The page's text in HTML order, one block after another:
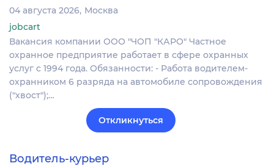
04 августа 2026 Москва
jobcart
Вакансия компании ООО "ЧОП "КАРО" Частное
охранное предприятие работает в сфере охранных
услуг с 1994 года. Обязанности: - Работа водителем-
охранником 6 разряда на автомобиле сопровождения
("хвост");…
Откликнуться
Водитель-курьер